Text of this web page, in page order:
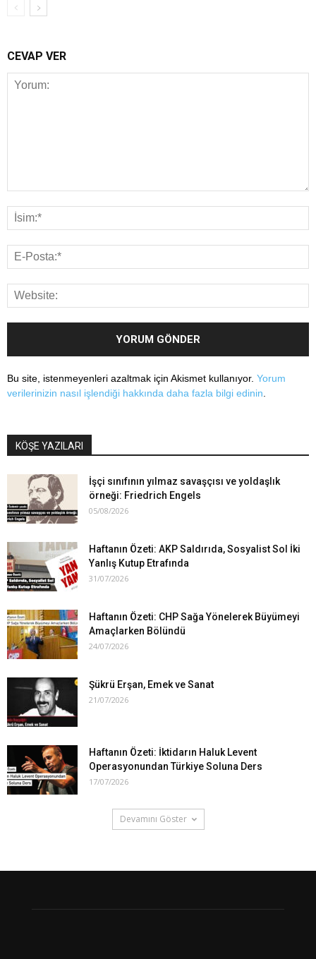
CEVAP VER
Bu site, istenmeyenleri azaltmak için Akismet kullanıyor. Yorum
verilerinizin nasıl işlendiği hakkında daha fazla bilgi edinin
KÖŞE YAZILARI
İşçi sınıfının yılmaz savaşçısı ve yoldaşlık
örneği: Friedrich Engels
05/08/2026
Haftanın Özeti: AKP Saldırıda, Sosyalist Sol İki
Yanlış Kutup Etrafında
31/07/2026
Haftanın Özeti: CHP Sağa Yönelerek Büyümeyi
Amaçlarken Bölündü
24/07/2026
Şükrü Erşan, Emek ve Sanat
21/07/2026
Haftanın Özeti: İktidarın Haluk Levent
Operasyonundan Türkiye Soluna Ders
17/07/2026
Devamını Göster